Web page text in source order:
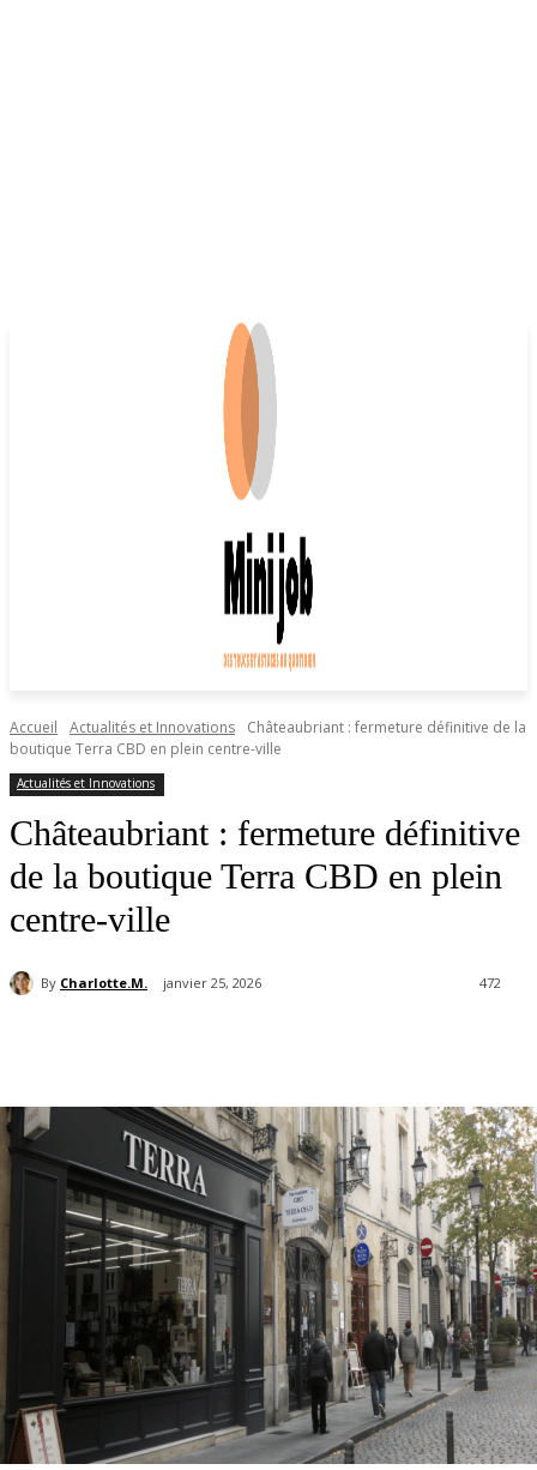
Accueil Actualités et Innovations
Châteaubriant : fermeture définitive de la
boutique Terra CBD en plein centre-ville
Actualités et Innovations
Châteaubriant : fermeture définitive
de la boutique Terra CBD en plein
centre-ville
By Charlotte.M. janvier 25, 2026 472